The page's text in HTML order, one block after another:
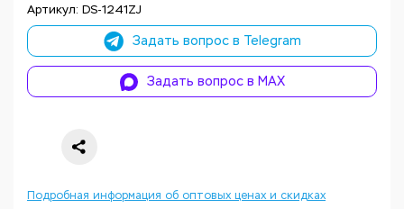
Артикул: DS-1241ZJ
Задать вопрос в Telegram
Задать вопрос в MAX
Подробная информация об оптовых ценах и скидках